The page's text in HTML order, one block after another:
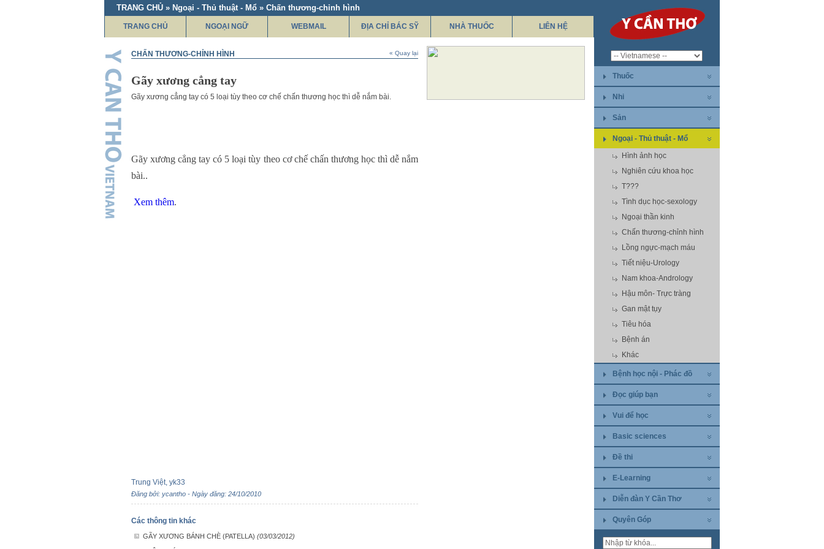
TRANG CHỦ » Ngoại - Thủ thuật - Mổ » Chấn thương-chỉnh hình
TRANG CHỦ NGOẠI NGỮ WEBMAIL ĐỊA CHỈ BÁC SỸ NHÀ THUỐC LIÊN HỆ
CHẤN THƯƠNG-CHỈNH HÌNH « Quay lại
Gãy xương cẳng tay
Gãy xương cẳng tay có 5 loại tùy theo cơ chế chấn thương học thì dễ nắm bài.
Gãy xương cẳng tay có 5 loại tùy theo cơ chế chấn thương học thì dễ nắm
bài..
Xem thêm.
Trung Việt, yk33
Đăng bởi: ycantho - Ngày đăng: 24/10/2010
Các thông tin khác
GÃY XƯƠNG BÁNH CHÈ (PATELLA) (03/03/2012)
Thuốc
Nhi
Sản
Ngoại - Thủ thuật - Mổ
Hình ảnh học
Nghiên cứu khoa học
T???
Tình dục học-sexology
Ngoại thần kinh
Chấn thương-chỉnh hình
Lồng ngực-mạch máu
Tiết niệu-Urology
Nam khoa-Andrology
Hậu môn- Trực tràng
Gan mật tụy
Tiêu hóa
Bệnh án
Khác
Bệnh học nội - Phác đồ
Đọc giúp bạn
Vui để học
Basic sciences
Đề thi
E-Learning
Diễn đàn Y Cần Thơ
Quyên Góp